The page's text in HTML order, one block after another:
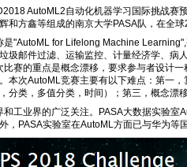
AutoML2自动化机器学习国际挑战
和方鑫等组成的南京大学PASA队，在全
"AutoML for Lifelong Machine
圾邮件过滤、运输监控、计量经济学、病
赛的重点是概念漂移，要求参与者设计
本次AutoML竞赛主要有以下难点：第一
分类，多值分类，时间）；第三，概念漂
和工业界的广泛关注。PASA大数据实验
，PASA实验室在AutoML方面已与华为等